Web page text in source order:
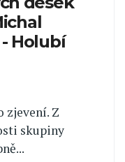
Holubí
zjevení. Z
skupiny